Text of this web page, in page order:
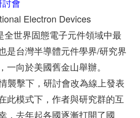
Electron Devices
全世界固態電子元件領域中最
是台灣半導體元件學界/研究界
一向於美國舊金山舉辦。
襲擊下，研討會改為線上發表
此模式下，作者與研究群的互
，去年起各國逐漸打開了國